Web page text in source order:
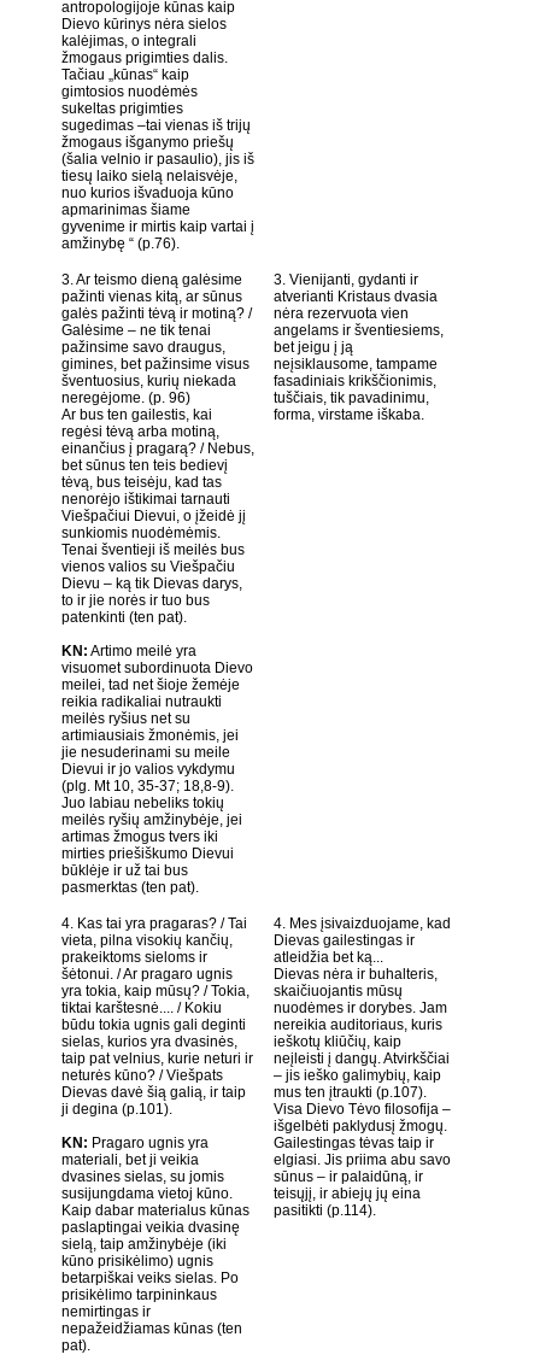
antropologijoje kūnas kaip
Dievo kūrinys nėra sielos
kalėjimas, o integrali
žmogaus prigimties dalis.
Tačiau „kūnas“ kaip
gimtosios nuodėmės
sukeltas prigimties
sugedimas –tai vienas iš trijų
žmogaus išganymo priešų
(šalia velnio ir pasaulio), jis iš
tiesų laiko sielą nelaisvėje,
nuo kurios išvaduoja kūno
apmarinimas šiame
gyvenime ir mirtis kaip vartai į
amžinybę “ (p.76).
3. Ar teismo dieną galėsime
pažinti vienas kitą, ar sūnus
galės pažinti tėvą ir motiną? /
Galėsime – ne tik tenai
pažinsime savo draugus,
gimines, bet pažinsime visus
šventuosius, kurių niekada
neregėjome. (p. 96)
Ar bus ten gailestis, kai
regėsi tėvą arba motiną,
einančius į pragarą? / Nebus,
bet sūnus ten teis bedievį
tėvą, bus teisėju, kad tas
nenorėjo ištikimai tarnauti
Viešpačiui Dievui, o įžeidė jį
sunkiomis nuodėmėmis.
Tenai šventieji iš meilės bus
vienos valios su Viešpačiu
Dievu – ką tik Dievas darys,
to ir jie norės ir tuo bus
patenkinti (ten pat).
KN: Artimo meilė yra
visuomet subordinuota Dievo
meilei, tad net šioje žemėje
reikia radikaliai nutraukti
meilės ryšius net su
artimiausiais žmonėmis, jei
jie nesuderinami su meile
Dievui ir jo valios vykdymu
(plg. Mt 10, 35-37; 18,8-9).
Juo labiau nebeliks tokių
meilės ryšių amžinybėje, jei
artimas žmogus tvers iki
mirties priešiškumo Dievui
būklėje ir už tai bus
pasmerktas (ten pat).
3. Vienijanti, gydanti ir
atverianti Kristaus dvasia
nėra rezervuota vien
angelams ir šventiesiems,
bet jeigu į ją
neįsiklausome, tampame
fasadiniais krikščionimis,
tuščiais, tik pavadinimu,
forma, virstame iškaba.
4. Kas tai yra pragaras? / Tai
vieta, pilna visokių kančių,
prakeiktoms sieloms ir
šėtonui. / Ar pragaro ugnis
yra tokia, kaip mūsų? / Tokia,
tiktai karštesnė.... / Kokiu
būdu tokia ugnis gali deginti
sielas, kurios yra dvasinės,
taip pat velnius, kurie neturi ir
neturės kūno? / Viešpats
Dievas davė šią galią, ir taip
ji degina (p.101).
KN: Pragaro ugnis yra
materiali, bet ji veikia
dvasines sielas, su jomis
susijungdama vietoj kūno.
Kaip dabar materialus kūnas
paslaptingai veikia dvasinę
sielą, taip amžinybėje (iki
kūno prisikėlimo) ugnis
betarpiškai veiks sielas. Po
prisikėlimo tarpininkaus
nemirtingas ir
nepažeidžiamas kūnas (ten
pat).
4. Mes įsivaizduojame, kad
Dievas gailestingas ir
atleidžia bet ką...
Dievas nėra ir buhalteris,
skaičiuojantis mūsų
nuodėmes ir dorybes. Jam
nereikia auditoriaus, kuris
ieškotų kliūčių, kaip
neįleisti į dangų. Atvirkščiai
– jis ieško galimybių, kaip
mus ten įtraukti (p.107).
Visa Dievo Tėvo filosofija –
išgelbėti paklydusį žmogų.
Gailestingas tėvas taip ir
elgiasi. Jis priima abu savo
sūnus – ir palaidūną, ir
teisųjį, ir abiejų jų eina
pasitikti (p.114).